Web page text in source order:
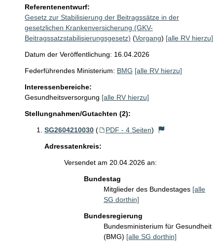
Referentenentwurf:
Gesetz zur Stabilisierung der Beitragssätze in der
gesetzlichen Krankenversicherung (GKV-
Beitragssatzstabilisierungsgesetz) (Vorgang) [alle RV hierzu]
Datum der Veröffentlichung: 16.04.2026
Federführendes Ministerium: BMG [alle RV hierzu]
Interessenbereiche:
Gesundheitsversorgung [alle RV hierzu]
Stellungnahmen/Gutachten (2):
SG2604210030 ( PDF - 4 Seiten)
Adressatenkreis:
Versendet am 20.04.2026 an:
Bundestag
Mitglieder des Bundestages [alle
SG dorthin]
Bundesregierung
Bundesministerium für Gesundheit
(BMG) [alle SG dorthin]